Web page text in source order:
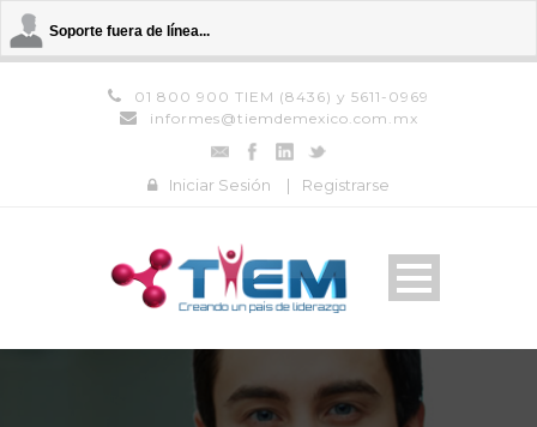
Soporte fuera de línea...
01 800 900 TIEM (8436) y 5611-0969
informes@tiemdemexico.com.mx
Iniciar Sesión | Registrarse